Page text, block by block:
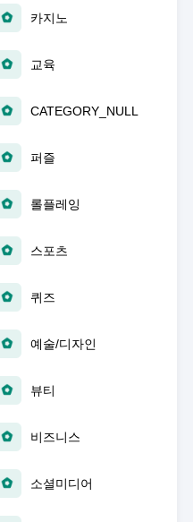
카지노
교육
CATEGORY_NULL
퍼즐
롤플레잉
스포츠
퀴즈
예술/디자인
뷰티
비즈니스
소셜미디어